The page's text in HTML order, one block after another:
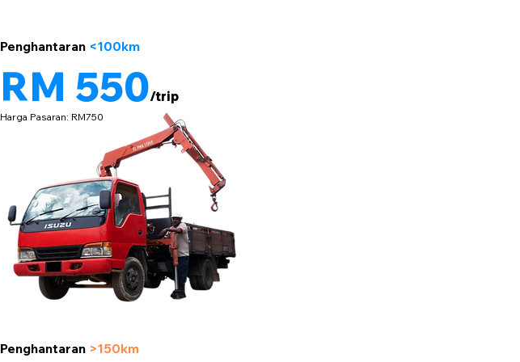
RM 550/trip
Penghantaran <100km
Harga Pasaran: RM750
Penghantaran >150km